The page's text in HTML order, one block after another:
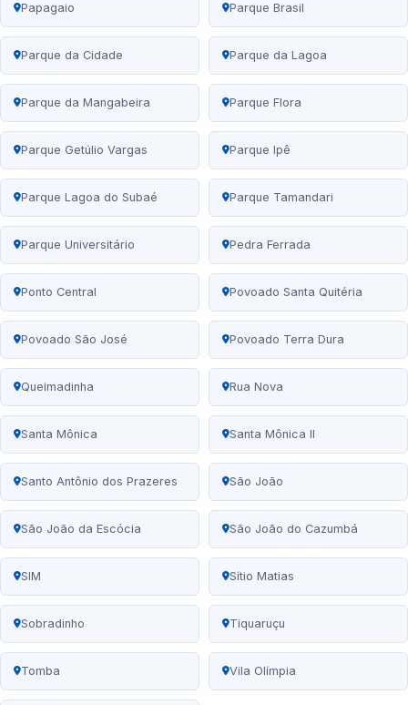
Papagaio Parque Brasil
Parque da Cidade Parque da Lagoa
Parque da Mangabeira Parque Flora
Parque Getúlio Vargas Parque Ipê
Parque Lagoa do Subaé Parque Tamandari
Parque Universitário Pedra Ferrada
Ponto Central Povoado Santa Quitéria
Povoado São José Povoado Terra Dura
Queimadinha Rua Nova
Santa Mônica Santa Mônica II
Santo Antônio dos Prazeres São João
São João da Escócia São João do Cazumbá
SIM Sítio Matias
Sobradinho Tiquaruçu
Tomba Vila Olímpia